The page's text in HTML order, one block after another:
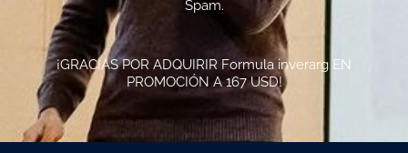
Spam.
¡GRACIAS POR ADQUIRIR Formula inverarg EN
PROMOCIÓN A 167 USD!